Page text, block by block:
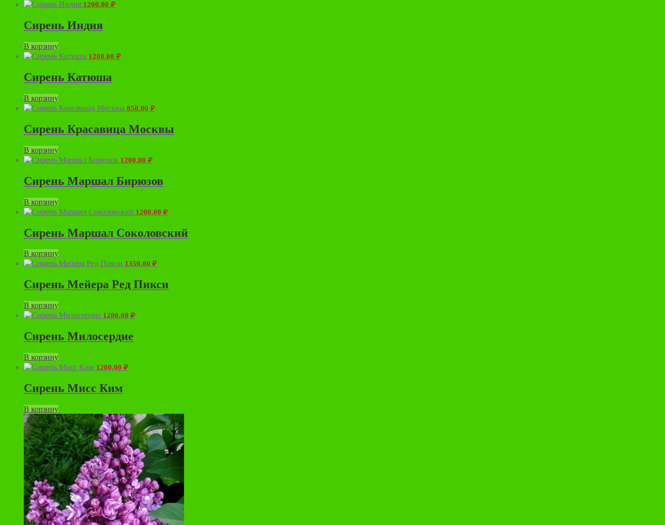
1200,00 ₽
Сирень Индия
В корзину
1200,00 ₽
Сирень Катюша
В корзину
850,00 ₽
Сирень Красавица Москвы
В корзину
1200,00 ₽
Сирень Маршал Бирюзов
В корзину
1200,00 ₽
Сирень Маршал Соколовский
В корзину
1350,00 ₽
Сирень Мейера Ред Пикси
В корзину
1200,00 ₽
Сирень Милосердие
В корзину
1200,00 ₽
Сирень Мисс Ким
В корзину